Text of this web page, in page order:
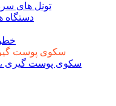
تونل های
دستگاه
سکوی پوست گیر
سکوی پوست گیری ،